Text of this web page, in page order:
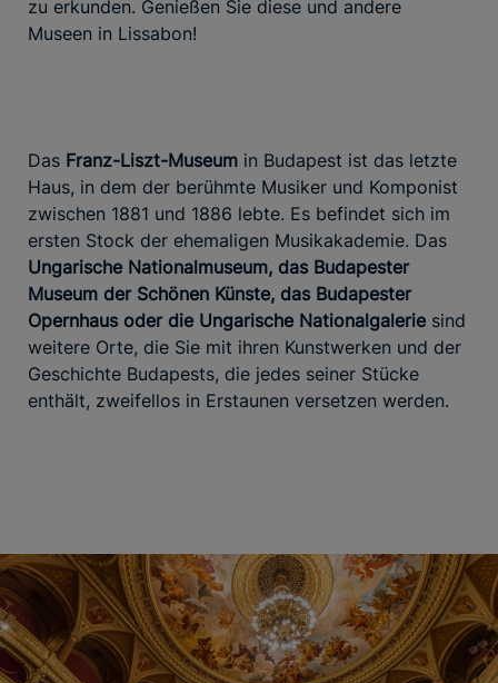
zu erkunden. Genießen Sie diese und andere
Museen in Lissabon!
Das Franz-Liszt-Museum in Budapest ist das letzte
Haus, in dem der berühmte Musiker und Komponist
zwischen 1881 und 1886 lebte. Es befindet sich im
ersten Stock der ehemaligen Musikakademie. Das
Ungarische Nationalmuseum, das Budapester
Museum der Schönen Künste, das Budapester
Opernhaus oder die Ungarische Nationalgalerie sind
weitere Orte, die Sie mit ihren Kunstwerken und der
Geschichte Budapests, die jedes seiner Stücke
enthält, zweifellos in Erstaunen versetzen werden.